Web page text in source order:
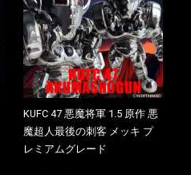
KUFC 47 悪魔将軍 1.5 原作 悪
魔超人最後の刺客 メッキ プ
レミアムグレード